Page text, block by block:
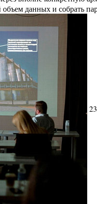
данных и собрать